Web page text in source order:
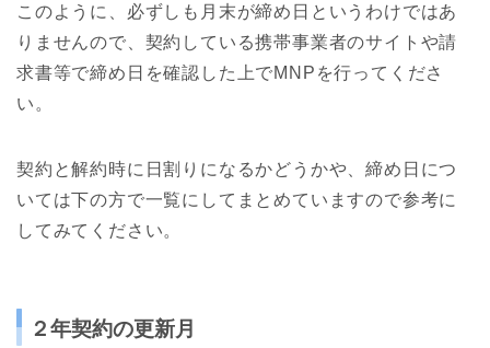
このように、必ずしも月末が締め日というわけではあ
りませんので、契約している携帯事業者のサイトや請
求書等で締め日を確認した上でMNPを行ってくださ
い。
契約と解約時に日割りになるかどうかや、締め日につ
いては下の方で一覧にしてまとめていますので参考に
してみてください。
２年契約の更新月